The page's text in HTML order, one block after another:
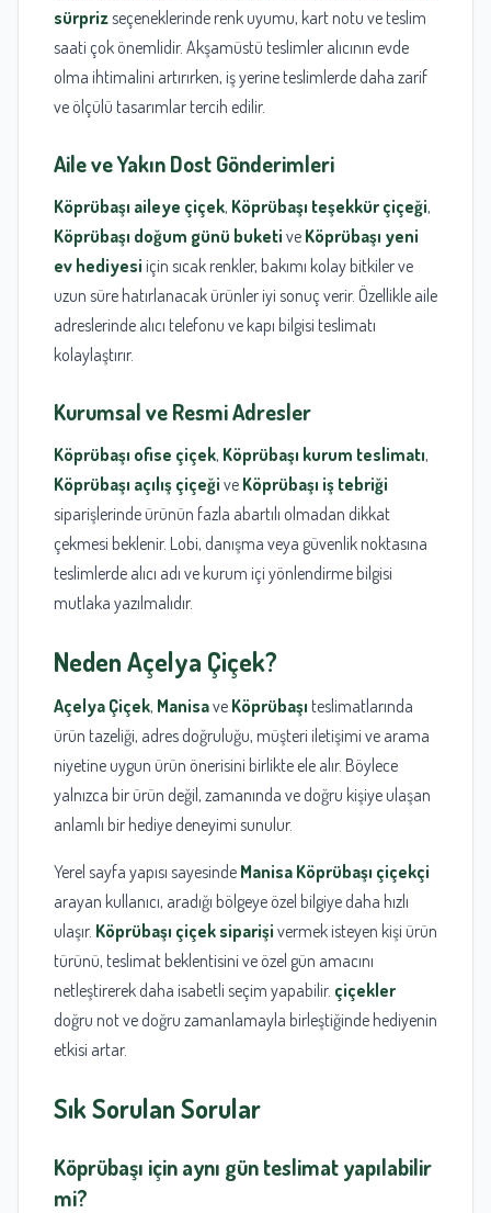
sürprizseçeneklerinde renk uyumu, kart notu ve teslim
saati çok önemlidir. Akşamüstü teslimler alıcının evde
olma ihtimalini artırırken, iş yerine teslimlerde daha zarif
ve ölçülü tasarımlar tercih edilir.
Aile ve Yakın Dost Gönderimleri
Köprübaşı aileye çiçek, Köprübaşı teşekkür çiçeği,
Köprübaşı doğum günü buketi ve Köprübaşı yeni
ev hediyesi için sıcak renkler, bakımı kolay bitkiler ve
uzun süre hatırlanacak ürünler iyi sonuç verir. Özellikle aile
adreslerinde alıcı telefonu ve kapı bilgisi teslimatı
kolaylaştırır.
Kurumsal ve Resmi Adresler
Köprübaşı ofise çiçek, Köprübaşı kurum teslimatı,
Köprübaşı açılış çiçeği ve Köprübaşı iş tebriği
siparişlerinde ürünün fazla abartılı olmadan dikkat
çekmesi beklenir. Lobi, danışma veya güvenlik noktasına
teslimlerde alıcı adı ve kurum içi yönlendirme bilgisi
mutlaka yazılmalıdır.
NedenAçelya Çiçek?
Açelya Çiçek, Manisave Köprübaşı teslimatlarında
ürün tazeliği, adres doğruluğu, müşteri iletişimi ve arama
niyetine uygun ürün önerisini birlikte ele alır. Böylece
yalnızca bir ürün değil, zamanında ve doğru kişiye ulaşan
anlamlı bir hediye deneyimi sunulur.
Yerel sayfa yapısı sayesinde Manisa Köprübaşı çiçekçi
arayan kullanıcı, aradığı bölgeye özel bilgiye daha hızlı
ulaşır. Köprübaşı çiçek siparişi vermek isteyen kişi ürün
türünü, teslimat beklentisini ve özel gün amacını
netleştirerek daha isabetli seçim yapabilir. çiçekler
doğru not ve doğru zamanlamayla birleştiğinde hediyenin
etkisi artar.
Sık Sorulan Sorular
Köprübaşı için aynı gün teslimat yapılabilir
mi?